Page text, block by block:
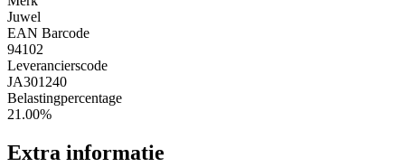
Juwel
EAN Barcode
94102
Leverancierscode
JA301240
Belastingpercentage
21.00%
Extra informatie